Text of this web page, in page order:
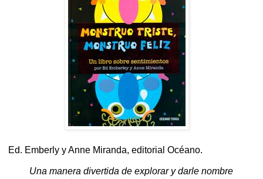
Ed. Emberly y Anne Miranda, editorial Océano.
Una manera divertida de explorar y darle nombre